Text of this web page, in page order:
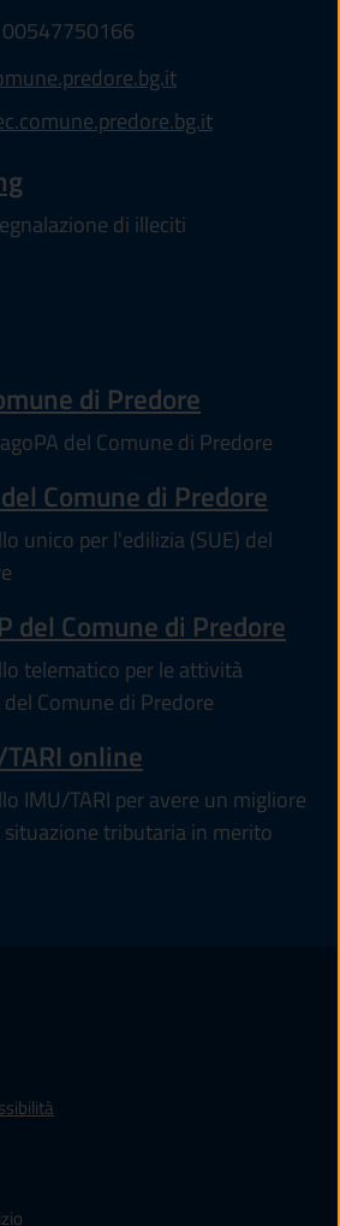
00547750166
di illeciti
di Predore
del Comune di Predore
Comune di Predore
unico per l'edilizia (SUE) del
del Comune di Predore
telematico per le attività
Comune di Predore
online
IMU/TARI per avere un migliore
tributaria in merito